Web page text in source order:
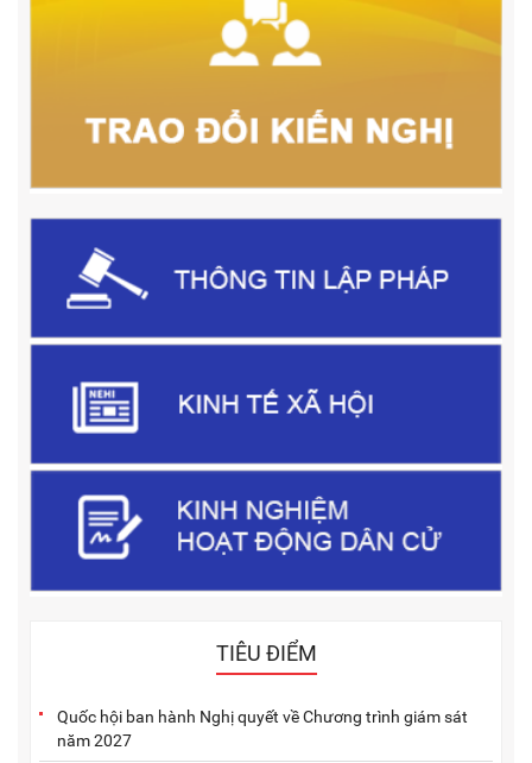
TIÊU ĐIỂM
Quốc hội ban hành Nghị quyết về Chương trình giám sát
năm 2027